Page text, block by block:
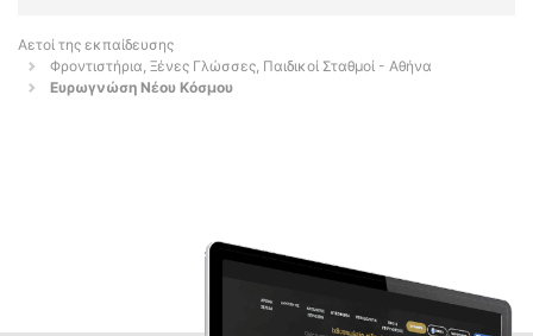
Αετοί της εκπαίδευσης
Φροντιστήρια, Ξένες Γλώσσες, Παιδικοί Σταθμοί - Αθήνα
Ευρωγνώση Νέου Κόσμου